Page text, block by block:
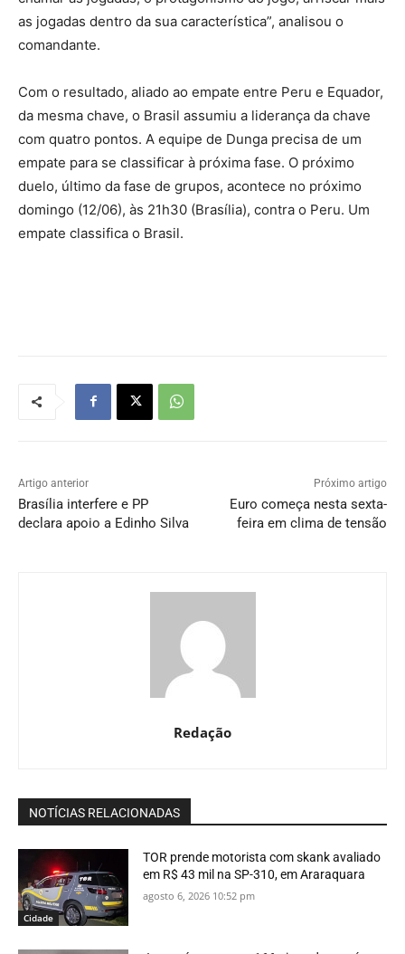
as jogadas dentro da sua característica”, analisou o
comandante.
Com o resultado, aliado ao empate entre Peru e Equador,
da mesma chave, o Brasil assumiu a liderança da chave
com quatro pontos. A equipe de Dunga precisa de um
empate para se classificar à próxima fase. O próximo
duelo, último da fase de grupos, acontece no próximo
domingo (12/06), às 21h30 (Brasília), contra o Peru. Um
empate classifica o Brasil.
Artigo anterior
Brasília interfere e PP
declara apoio a Edinho Silva
Próximo artigo
Euro começa nesta sexta-
feira em clima de tensão
Redação
NOTÍCIAS RELACIONADAS
Cidade
TOR prende motorista com skank avaliado
em R$ 43 mil na SP-310, em Araraquara
agosto 6, 2026 10:52 pm